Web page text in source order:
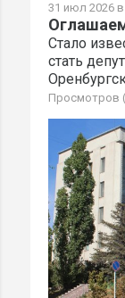
31 июл 2026 в
Стало
стать
Просмотров